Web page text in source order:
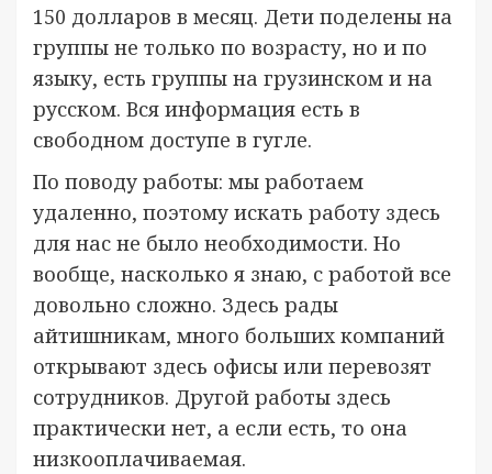
150 долларов в месяц. Дети поделены на
группы не только по возрасту, но и по
языку, есть группы на грузинском и на
русском. Вся информация есть в
свободном доступе в гугле.
По поводу работы: мы работаем
удаленно, поэтому искать работу здесь
для нас не было необходимости. Но
вообще, насколько я знаю, с работой все
довольно сложно. Здесь рады
айтишникам, много больших компаний
открывают здесь офисы или перевозят
сотрудников. Другой работы здесь
практически нет, а если есть, то она
низкооплачиваемая.